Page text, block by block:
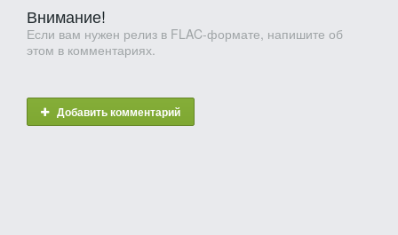
Внимание!
Если вам нужен релиз в FLAC-формате, напишите об
этом в комментариях.
Добавить комментарий